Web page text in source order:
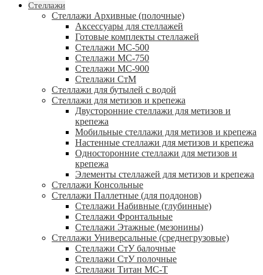
Стеллажи
Стеллажи Архивные (полочные)
Аксессуары для стеллажей
Готовые комплекты стеллажей
Стеллажи МС-500
Стеллажи МС-750
Стеллажи МС-900
Стеллажи СтМ
Стеллажи для бутылей с водой
Стеллажи для метизов и крепежа
Двусторонние стеллажи для метизов и
крепежа
Мобильные стеллажи для метизов и крепежа
Настенные стеллажи для метизов и крепежа
Односторонние стеллажи для метизов и
крепежа
Элементы стеллажей для метизов и крепежа
Стеллажи Консольные
Стеллажи Паллетные (для поддонов)
Стеллажи Набивные (глубинные)
Стеллажи Фронтальные
Стеллажи Этажные (мезонины)
Стеллажи Универсальные (среднегрузовые)
Стеллажи СтУ балочные
Стеллажи СтУ полочные
Стеллажи Титан МС-Т